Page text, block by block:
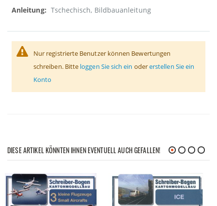
Tschechisch, Bildbauanleitung
Nur registrierte Benutzer können Bewertungen
schreiben. Bitte loggen Sie sich ein odererstellen Sie ein
Konto
DIESE ARTIKEL KÖNNTEN IHNEN EVENTUELL AUCH GEFALLEN!